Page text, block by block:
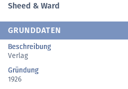
Sheed & Ward
GRUNDDATEN
Beschreibung
Verlag
Gründung
1926